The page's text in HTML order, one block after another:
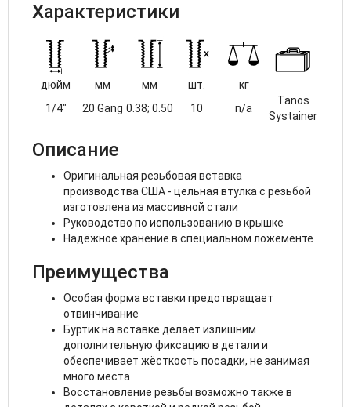
Характеристики
дюйм мм мм шт.
кг
1/4"
20 Gang 0.38; 0.50 10 n/a
Tanos
Systainer
Описание
Оригинальная резьбовая вставка
производства США - цельная втулка с резьбой
изготовлена из массивной стали
Руководство по использованию в крышке
Надёжное хранение в специальном ложементе
Преимущества
Особая форма вставки предотвращает
отвинчивание
Буртик на вставке делает излишним
дополнительную фиксацию в детали и
обеспечивает жёсткость посадки, не занимая
много места
Восстановление резьбы возможно также в